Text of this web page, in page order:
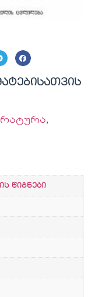
,
წიგნები